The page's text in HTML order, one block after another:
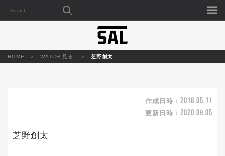
HOME WATCH-見る- 芝野創太
作成日時： 2018.05.11
更新日時： 2020.09.05
芝野創太